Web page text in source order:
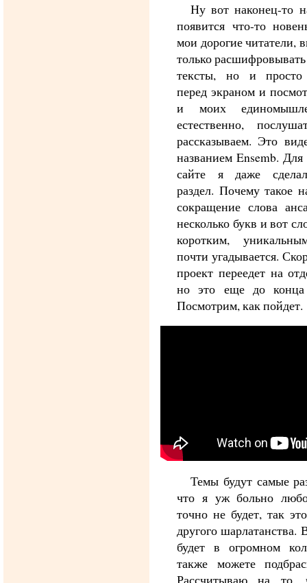
Ну вот наконец-то
появится что-то
мои дорогие читатели,
только
тексты, но и просто
перед экраном и
и моих
естественно,
рассказываем. Это
названием Ensemb.
сайте я даже
раздел. Почему такое
сокращение слова
несколько букв и вот
коротким,
почти угадывается.
проект переедет на
но это еще до
Посмотрим, как пойдет.
Темы будут самые
что я уж больно
точно не будет, так
другого шарлатанства.
будет в огромном
также можете
Рассчитываю на то,